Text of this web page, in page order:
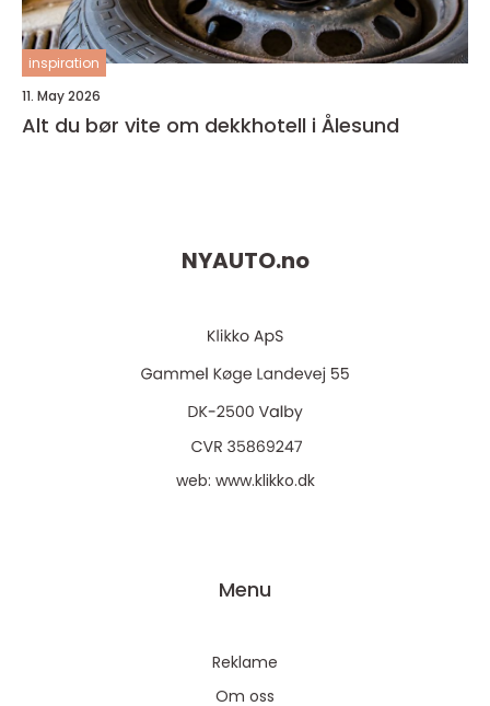
inspiration
11. May 2026
Alt du bør vite om dekkhotell i Ålesund
NYAUTO.no
web: www.klikko.dk
Menu
Reklame
Om oss